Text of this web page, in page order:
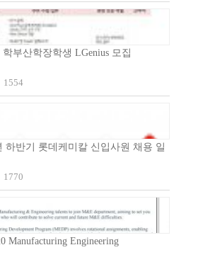
부산학장학생 LGenius 모집
1554
하반기 롯데케미칼 신입사원 채용 일
1770
Manufacturing Engineering